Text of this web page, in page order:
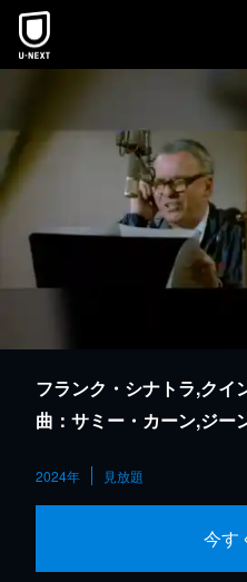
本文へスキップ
フランク・シナトラ,クイ
曲：サミー・カーン,ジー
2024年 見放題
今す